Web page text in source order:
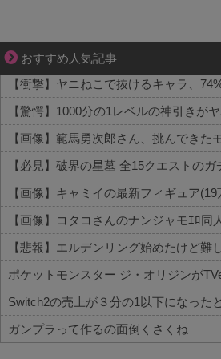
おすすめ人気記事
それは純愛か、それともストーカー疑惑
【衝撃】ヤニねこで抜けるキャラ、
【驚愕】1000分の1レベルの神引きが
【必見】破界の星墓 全15クエストの
【画像】コタコさんのナンジャモｴﾛ同
【悲報】エルデンリング始めたけど難
ガンプラって作るの面倒くさくね